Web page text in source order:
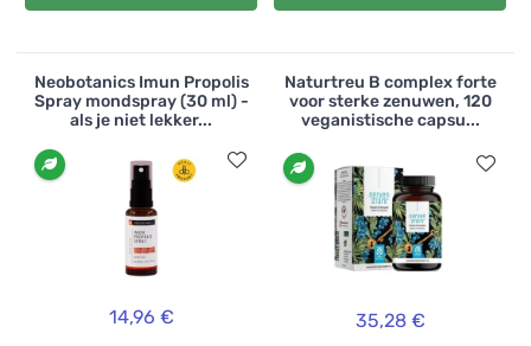
Neobotanics Imun Propolis
Spray mondspray (30 ml) -
als je niet lekker...
14,96 €
Naturtreu B complex forte
voor sterke zenuwen, 120
veganistische capsu...
35,28 €